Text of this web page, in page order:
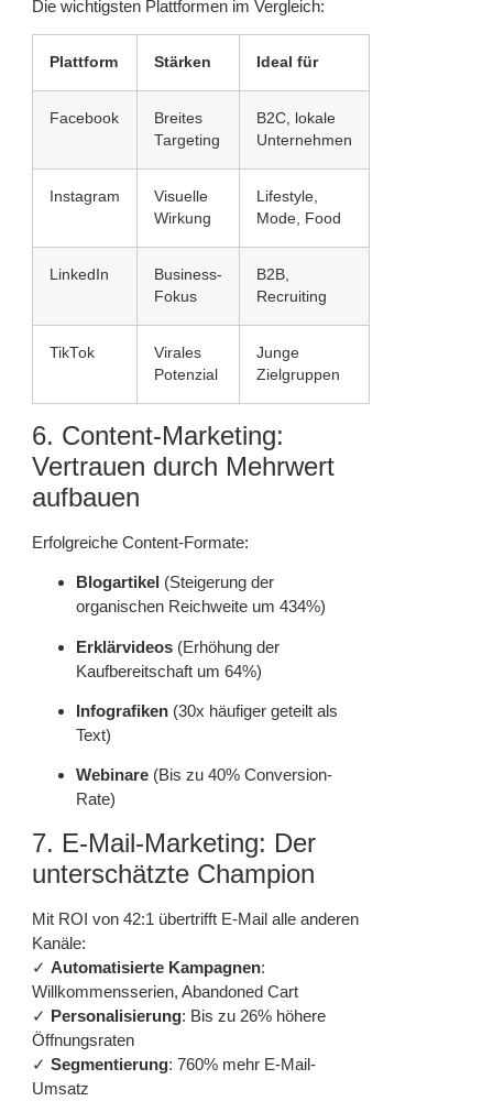
Die wichtigsten Plattformen im Vergleich:
Plattform Stärken Ideal für
Facebook
Breites
Targeting
B2C, lokale
Unternehmen
Instagram
Visuelle
Wirkung
Lifestyle,
Mode, Food
LinkedIn
Business-
Fokus
B2B,
Recruiting
TikTok
Virales
Potenzial
Junge
Zielgruppen
6. Content-Marketing:
Vertrauen durch Mehrwert
aufbauen
Erfolgreiche Content-Formate:
Blogartikel (Steigerung der
organischen Reichweite um 434%)
Erklärvideos (Erhöhung der
Kaufbereitschaft um 64%)
Infografiken (30x häufiger geteilt als
Text)
Webinare (Bis zu 40% Conversion-
Rate)
7. E-Mail-Marketing: Der
unterschätzte Champion
Mit ROI von 42:1 übertrifft E-Mail alle anderen
Kanäle:
✓ Automatisierte Kampagnen:
Willkommensserien, Abandoned Cart
✓ Personalisierung: Bis zu 26% höhere
Öffnungsraten
✓ Segmentierung: 760% mehr E-Mail-
Umsatz